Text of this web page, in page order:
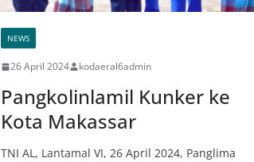
NEWS
26 April 2024 kodaeral6admin
Pangkolinlamil Kunker ke
Kota Makassar
TNI AL, Lantamal VI, 26 April 2024, Panglima